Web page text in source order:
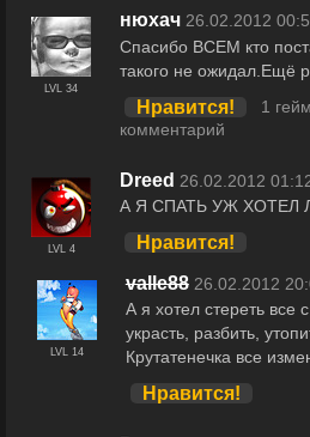
LVL 34
нюхач 26.02.2012
Спасибо ВСЕМ кто
такого не
Нравится!
1
комментарий
LVL 4
Dreed 26.02.2012
А Я СПАТЬ УЖ ХОТЕЛ
Нравится!
LVL 14
valle88 26.02.2012
А я хотел стереть все
украсть, разбить,
Крутатенечка все
Нравится!